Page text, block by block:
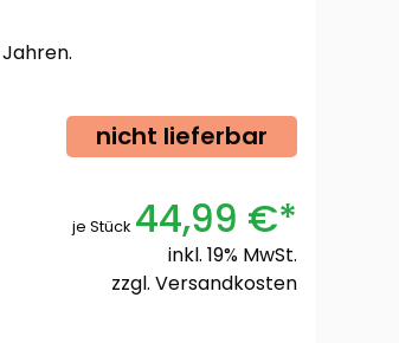
nicht lieferbar
je Stück 44,99 €*
inkl. 19% MwSt.
zzgl. Versandkosten